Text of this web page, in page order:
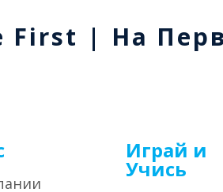
First | На
Играй и
Учись